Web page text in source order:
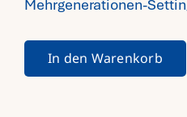
Mehrgenerationen-
In den Warenkorb